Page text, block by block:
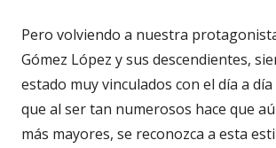
Pero volviendo a nuestra
Gómez López y sus descendientes,
estado muy vinculados con el día a
que al ser tan numerosos hace que
más mayores, se reconozca a esta